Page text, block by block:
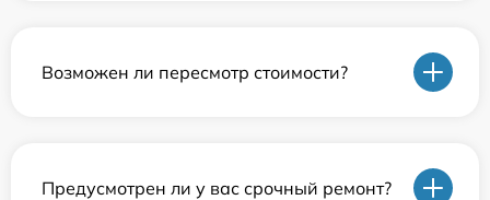
Возможен ли пересмотр стоимости?
Предусмотрен ли у вас срочный ремонт?